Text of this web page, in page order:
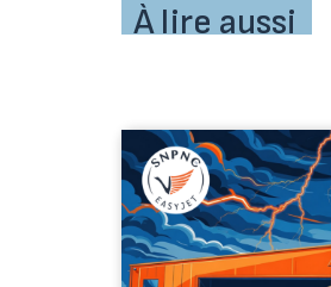
À lire aussi